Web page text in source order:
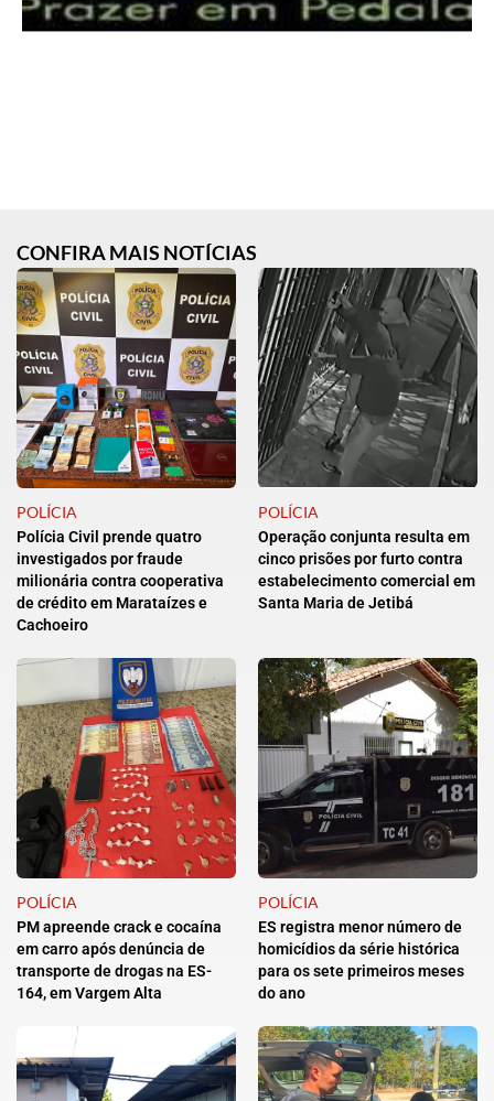
CONFIRA MAIS NOTÍCIAS
POLÍCIA
Polícia Civil prende quatro
investigados por fraude
milionária contra cooperativa
de crédito em Marataízes e
Cachoeiro
POLÍCIA
Operação conjunta resulta em
cinco prisões por furto contra
estabelecimento comercial em
Santa Maria de Jetibá
POLÍCIA
PM apreende crack e cocaína
em carro após denúncia de
transporte de drogas na ES-
164, em Vargem Alta
POLÍCIA
ES registra menor número de
homicídios da série histórica
para os sete primeiros meses
do ano